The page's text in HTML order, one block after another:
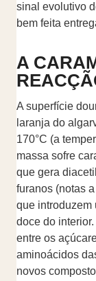
sinal evolutivo
bem feita
A
A superfície
laranja do
170°C (a
massa sofre
que gera
furanos (notas
que introduzem
doce do
entre os
aminoácidos
novos